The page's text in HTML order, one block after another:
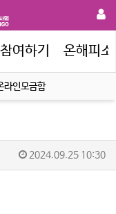
참여하기 온해피
라인모금함
2024.09.25 10:30